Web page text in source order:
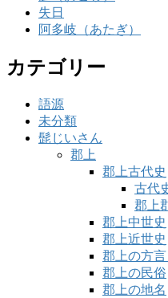
失日
阿多岐（あたぎ）
カテゴリー
語源
未分類
髭じいさん
郡上
郡上古代史
古代
郡上
郡上中世史
郡上近世史
郡上の方
郡上の民俗
郡上の地名